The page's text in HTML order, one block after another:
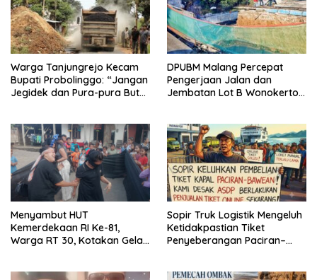
Warga Tanjungrejo Kecam
Bupati Probolinggo: “Jangan
Jegidek dan Pura-pura Buta”
DPUBM Malang Percepat
Pengerjaan Jalan dan
Jembatan Lot B Wonokerto–
Menyambut HUT
Kemerdekaan RI Ke-81,
Warga RT 30, Kotakan Gelar
Sopir Truk Logistik Mengeluh
Ketidakpastian Tiket
Penyeberangan Paciran–